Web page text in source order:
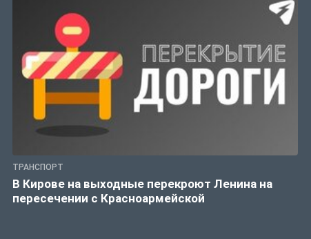
ТРАНСПОРТ
В Кирове на выходные перекроют Ленина на
пересечении с Красноармейской